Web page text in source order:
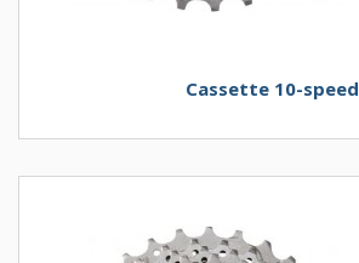
Cassette 10-speed